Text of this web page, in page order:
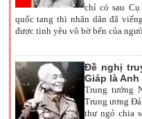
chỉ có sau
quốc tang thì nhân dân đã
được tình yêu vô bờ bến của
Đề nghị
Giáp là
Trung tướng
Trung ương
thư ngỏ chia